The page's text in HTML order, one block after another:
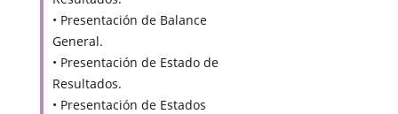
• Presentación de Balance
General.
• Presentación de Estado de
Resultados.
• Presentación de Estados